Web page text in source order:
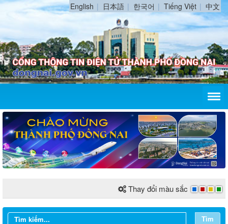
English 日本語 한국어 Tiếng Việt 中文
Thay đổi màu sắc
Tìm